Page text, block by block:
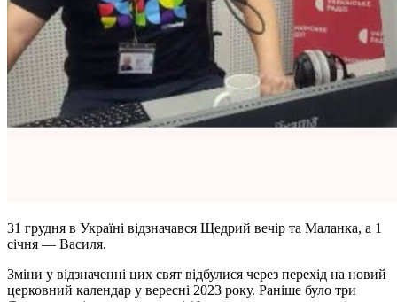
31 грудня в Україні відзначався Щедрий вечір та Маланка, а 1
січня — Василя.
Зміни у відзначенні цих свят відбулися через перехід на новий
церковний календар у вересні 2023 року. Раніше було три